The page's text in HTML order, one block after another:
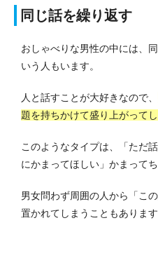
同じ話を繰り返す
おしゃべりな男性の中には、
いう人もいます。
人と話すことが大好きなので、
題を持ちかけて盛り上がって
このようなタイプは、「ただ
にかまってほしい」かまって
男女問わず周囲の人から「こ
置かれてしまうこともあります